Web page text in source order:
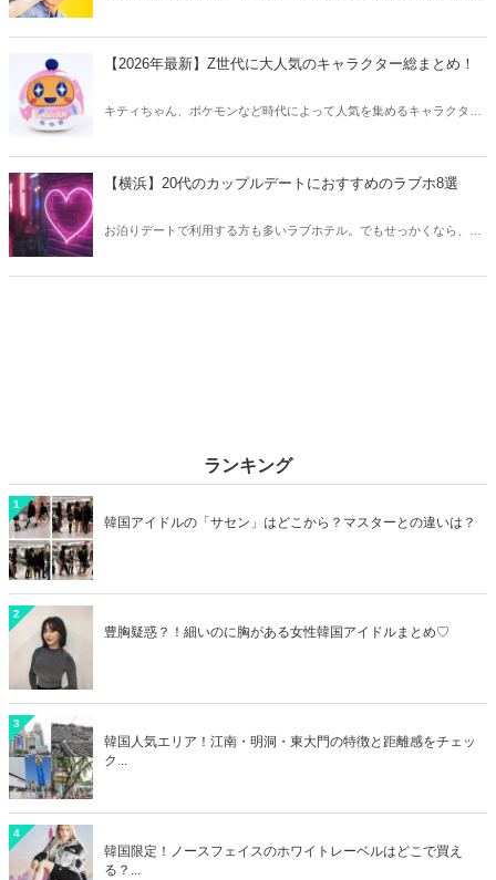
【2026年最新】Z世代に大人気のキャラクター総まとめ！
キティちゃん、ポケモンなど時代によって人気を集めるキャラクター
クしてみましょう。
【横浜】20代のカップルデートにおすすめのラブホ8選
お泊りデートで利用する方も多いラブホテル。でもせっかくなら、キ
ランキング
1
韓国アイドルの「サセン」はどこから？マスターとの違いは？
2
豊胸疑惑？！細いのに胸がある女性韓国アイドルまとめ♡
3
韓国人気エリア！江南・明洞・東大門の特徴と距離感をチェッ
ク...
4
韓国限定！ノースフェイスのホワイトレーベルはどこで買え
る？...